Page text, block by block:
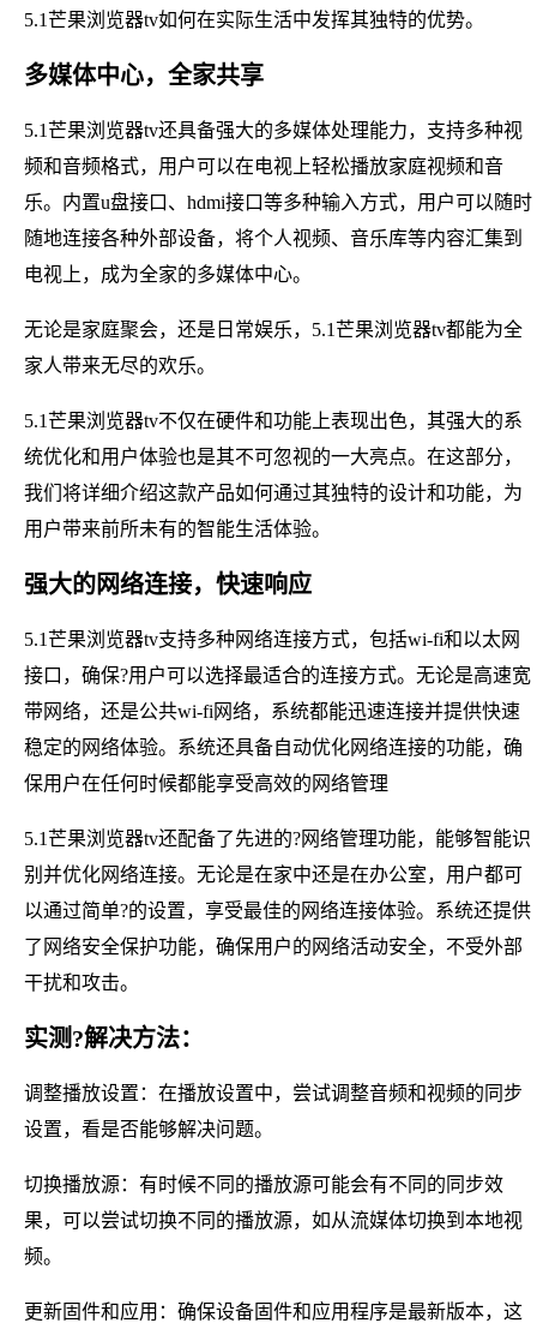
5.1芒果浏览器tv如何在实际生活中发挥其独特的优势。
多媒体中心，全家共享
5.1芒果浏览器tv还具备强大的多媒体处理能力，支持多种视
频和音频格式，用户可以在电视上轻松播放家庭视频和音
乐。内置u盘接口、hdmi接口等多种输入方式，用户可以随时
随地连接各种外部设备，将个人视频、音乐库等内容汇集到
电视上，成为全家的多媒体中心。
无论是家庭聚会，还是日常娱乐，5.1芒果浏览器tv都能为全
家人带来无尽的欢乐。
5.1芒果浏览器tv不仅在硬件和功能上表现出色，其强大的系
统优化和用户体验也是其不可忽视的一大亮点。在这部分，
我们将详细介绍这款产品如何通过其独特的设计和功能，为
用户带来前所未有的智能生活体验。
强大的网络连接，快速响应
5.1芒果浏览器tv支持多种网络连接方式，包括wi-fi和以太网
接口，确保?用户可以选择最适合的连接方式。无论是高速宽
带网络，还是公共wi-fi网络，系统都能迅速连接并提供快速
稳定的网络体验。系统还具备自动优化网络连接的功能，确
保用户在任何时候都能享受高效的网络管理
5.1芒果浏览器tv还配备了先进的?网络管理功能，能够智能识
别并优化网络连接。无论是在家中还是在办公室，用户都可
以通过简单?的设置，享受最佳的网络连接体验。系统还提供
了网络安全保护功能，确保用户的网络活动安全，不受外部
干扰和攻击。
实测?解决方法：
调整播放设置：在播放设置中，尝试调整音频和视频的同步
设置，看是否能够解决问题。
切换播放源：有时候不同的播放源可能会有不同的同步效
果，可以尝试切换不同的播放源，如从流媒体切换到本地视
频。
更新固件和应用：确保设备固件和应用程序是最新版本，这